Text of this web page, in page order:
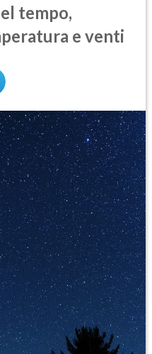
tempo,
e venti